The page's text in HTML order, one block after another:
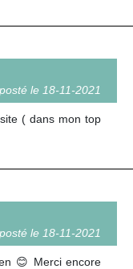
posté le 18-11-2021
( dans mon top
posté le 18-11-2021
😊 Merci encore